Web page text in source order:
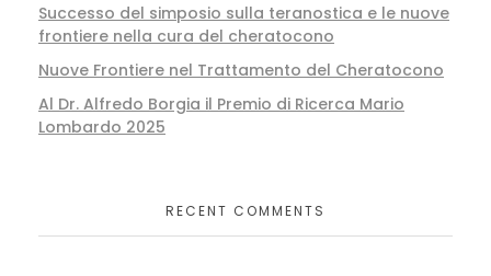
Successo del simposio sulla teranostica e le nuove
frontiere nella cura del cheratocono
Nuove Frontiere nel Trattamento del Cheratocono
Al Dr. Alfredo Borgia il Premio di Ricerca Mario
Lombardo 2025
RECENT COMMENTS